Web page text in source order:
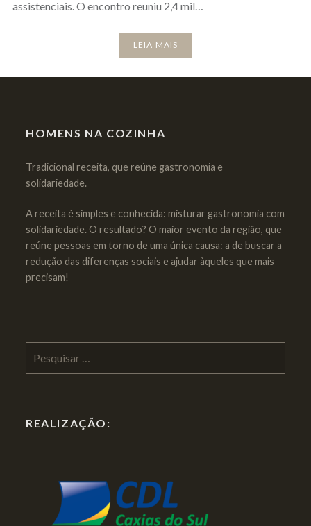
assistenciais. O encontro reuniu 2,4 mil…
LEIA MAIS
HOMENS NA COZINHA
Tradicional receita, que reúne gastronomia e
solidariedade.
A receita é simples e conhecida: misturar gastronomia com
solidariedade. O resultado? O maior evento da região, que
reúne pessoas em torno de uma única causa: a de buscar a
redução das diferenças sociais e ajudar àqueles que mais
precisam!
por:
REALIZAÇÃO: